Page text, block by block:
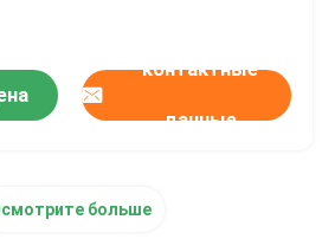
контактные
данные
больше